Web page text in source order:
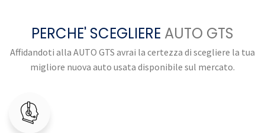
PERCHE' SCEGLIERE AUTO GTS
Affidandoti alla AUTO GTS avrai la certezza di scegliere la tua
migliore nuova auto usata disponibile sul mercato.